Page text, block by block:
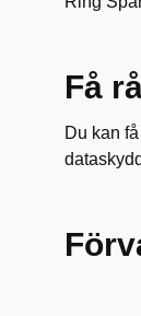
Få
Du kan